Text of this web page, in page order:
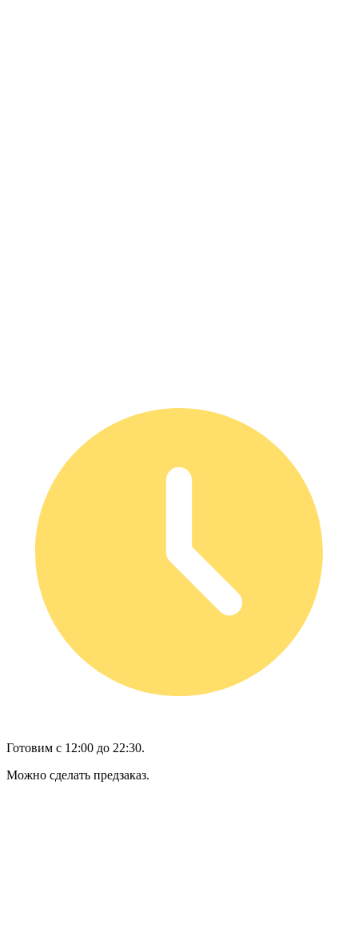
Готовим с 12:00 до 22:30.
Можно сделать предзаказ.